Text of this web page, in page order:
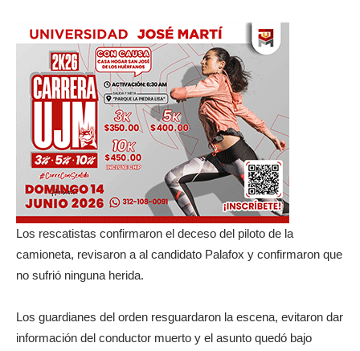
Los rescatistas confirmaron el deceso del piloto de la
camioneta, revisaron a al candidato Palafox y confirmaron que
no sufrió ninguna herida.
Los guardianes del orden resguardaron la escena, evitaron dar
información del conductor muerto y el asunto quedó bajo